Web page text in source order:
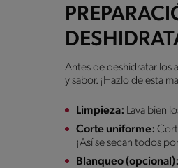
Antes de deshidratar los
y sabor. ¡Hazlo de esta
Limpieza: Lava bien
Corte uniforme:
¡Así se secan todos
Blanqueo (opcional):